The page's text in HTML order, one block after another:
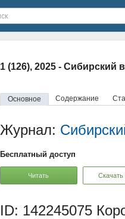
1 (126), 2025 - Сибирский
Основное Содержание
Журнал:
Бесплатный доступ
Читать Скачать
ID: 142245075